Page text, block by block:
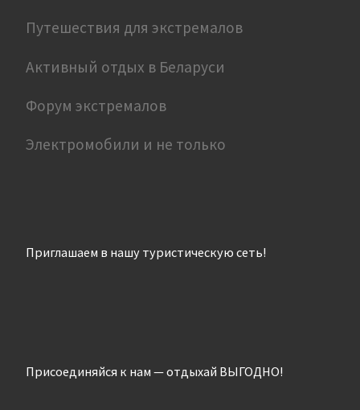
Путешествия для экстремалов
Активный отдых в Беларуси
Форум экстремалов
Электромобили и не только
Приглашаем в нашу туристическую сеть!
Присоединяйся к нам — отдыхай ВЫГОДНО!